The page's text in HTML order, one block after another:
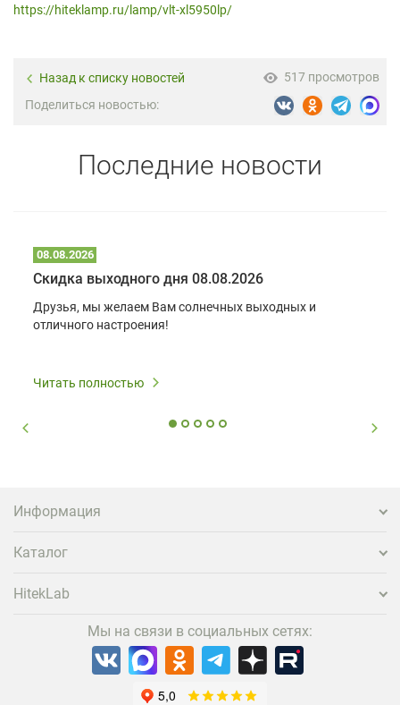
https://hiteklamp.ru/lamp/vlt-xl5950lp/
Назад к списку новостей
517 просмотров
Поделиться новостью:
Последние новости
08.08.2026
Скидка выходного дня 08.08.2026
Друзья, мы желаем Вам солнечных выходных и
отличного настроения!
Читать полностью
Информация
Каталог
HitekLab
Мы на связи в социальных сетях: